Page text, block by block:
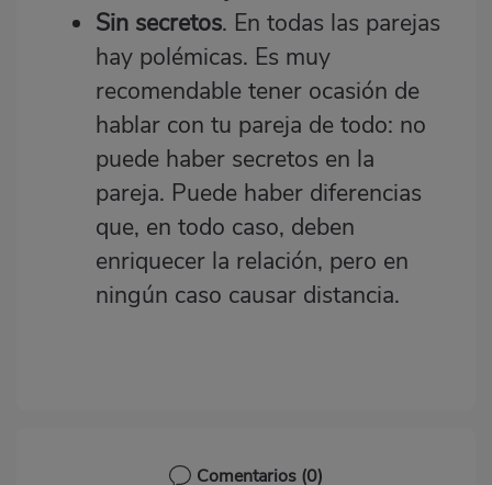
Sin secretos. En todas las parejas
hay polémicas. Es muy
recomendable tener ocasión de
hablar con tu pareja de todo: no
puede haber secretos en la
pareja. Puede haber diferencias
que, en todo caso, deben
enriquecer la relación, pero en
ningún caso causar distancia.
Comentarios (0)